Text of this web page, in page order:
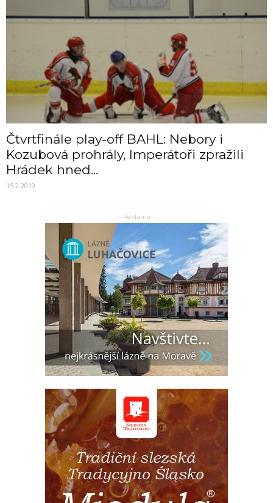
Čtvrtfinále play-off BAHL: Nebory i
Kozubová prohrály, Imperátoři zpražili
Hrádek hned...
15.2.2019
- Reklama -